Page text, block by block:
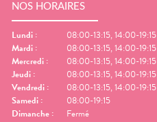
NOS HORAIRES
Lundi :
08:00-13:15, 14:00-19:15
Mardi :
08:00-13:15, 14:00-19:15
Mercredi :
08:00-13:15, 14:00-19:15
Jeudi :
08:00-13:15, 14:00-19:15
Vendredi :
08:00-13:15, 14:00-19:15
Samedi :
08:00-19:15
Dimanche : Fermé